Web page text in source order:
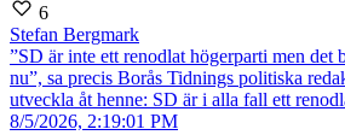
6
Stefan Bergmark
”SD är inte ett renodlat högerparti men det
nu”, sa precis Borås Tidnings politiska
utveckla åt henne: SD är i alla fall ett
8/5/2026, 2:19:01 PM